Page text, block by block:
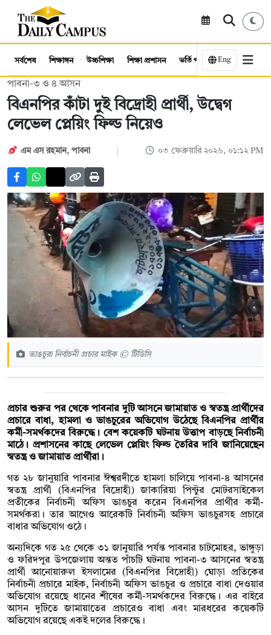
সর্বশেষ শিক্ষাঙ্গন উচ্চশিক্ষা শিক্ষা প্রশাসন ভর্তি পরীক্ষা কর্মসংস্থান
Eng
পাবনা-৩ ও ৪ আসন
বিএনপির কাঁটা দুই বিদ্রোহী প্রার্থী, উদ্বেগ
লেভেল প্লেয়িং ফিল্ড নিয়েও
এম এস রহমান, পাবনা ০৩ ফেব্রুয়ারি ২০২৬, ০১:১২ PM
ভাঙচুরা নির্বাচনী প্রচার মাইক © টিডিসি
প্রচার শুরুর পর থেকে পাবনার দুটি আসনে জামায়াত ও স্বতন্ত্র প্রার্থীদের
প্রচারে বাধা, হামলা ও ভাঙচুরের অভিযোগ উঠেছে বিএনপির প্রার্থীর
কর্মী-সমর্থকদের বিরুদ্ধে। বেশ কয়েকটি ঘটনায় উত্তাপ বাড়ছে নির্বাচনী
মাঠে। প্রশাসনের কাছে লেভেল প্লেয়িং ফিল্ড তৈরির দাবি জানিয়েছেন
স্বতন্ত্র ও জামায়াত প্রার্থীরা।
গত ২৮ জানুয়ারি পাবনার ঈশ্বরদীতে হামলা চালিয়ে পাবনা-৪ আসনের
স্বতন্ত্র প্রার্থী (বিএনপির বিদ্রোহী) জাকারিয়া পিন্টুর মোটরসাইকেল
প্রতীকের নির্বাচনী অফিস ভাঙচুর করেন বিএনপির প্রার্থীর কর্মী-
সমর্থকরা। তার আগেও আরেকটি নির্বাচনী অফিস ভাঙচুরসহ প্রচারে
বাধার অভিযোগ ওঠে।
অন্যদিকে গত ২৫ থেকে ৩১ জানুয়ারি পর্যন্ত পাবনার চাটমোহর, ভাঙ্গুড়া
ও ফরিদপুর উপজেলায় অন্তত পাঁচটি ঘটনায় পাবনা-৩ আসনের স্বতন্ত্র
প্রার্থী আনোয়ারুল ইসলামের (বিএনপির বিদ্রোহী) ঘোড়া প্রতিকের
নির্বাচনী প্রচারে মাইক, নির্বাচনী অফিস ভাঙচুর ও প্রচারে বাধা দেওয়ার
অভিযোগ রয়েছে ধানের শীষের কর্মী-সমর্থকদের বিরুদ্ধে। এর বাইরে
আসন দুটিতে জামায়াতের প্রচারেও বাধা এবং মারধরের কয়েকটি
অভিযোগ রয়েছে একই দলের বিরুদ্ধে।